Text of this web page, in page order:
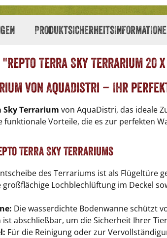
Terra Sky Terrarium 20 x
von AquaDistri – Ihr
Sky Terrarium von AquaDistri, das ideale
funktionale Vorteile, die es zur perfekten
Terra Sky Terrariums
des Terrariums ist als Flügeltüre
großflächige Lochblechlüftung im Deckel
Die wasserdichte Bodenwanne schützt
abschließbar, um die Sicherheit Ihrer
Für die Reinigung oder zur